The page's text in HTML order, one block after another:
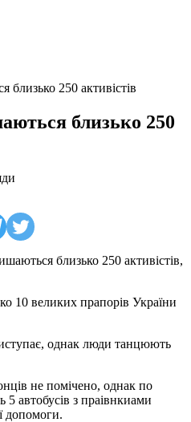
250 активістів
близько 250
близько 250 активістів,
10 великих прапорів України
однак люди танцюють
не помічено, однак по
5 автобусів з праівнкиами
допомоги.